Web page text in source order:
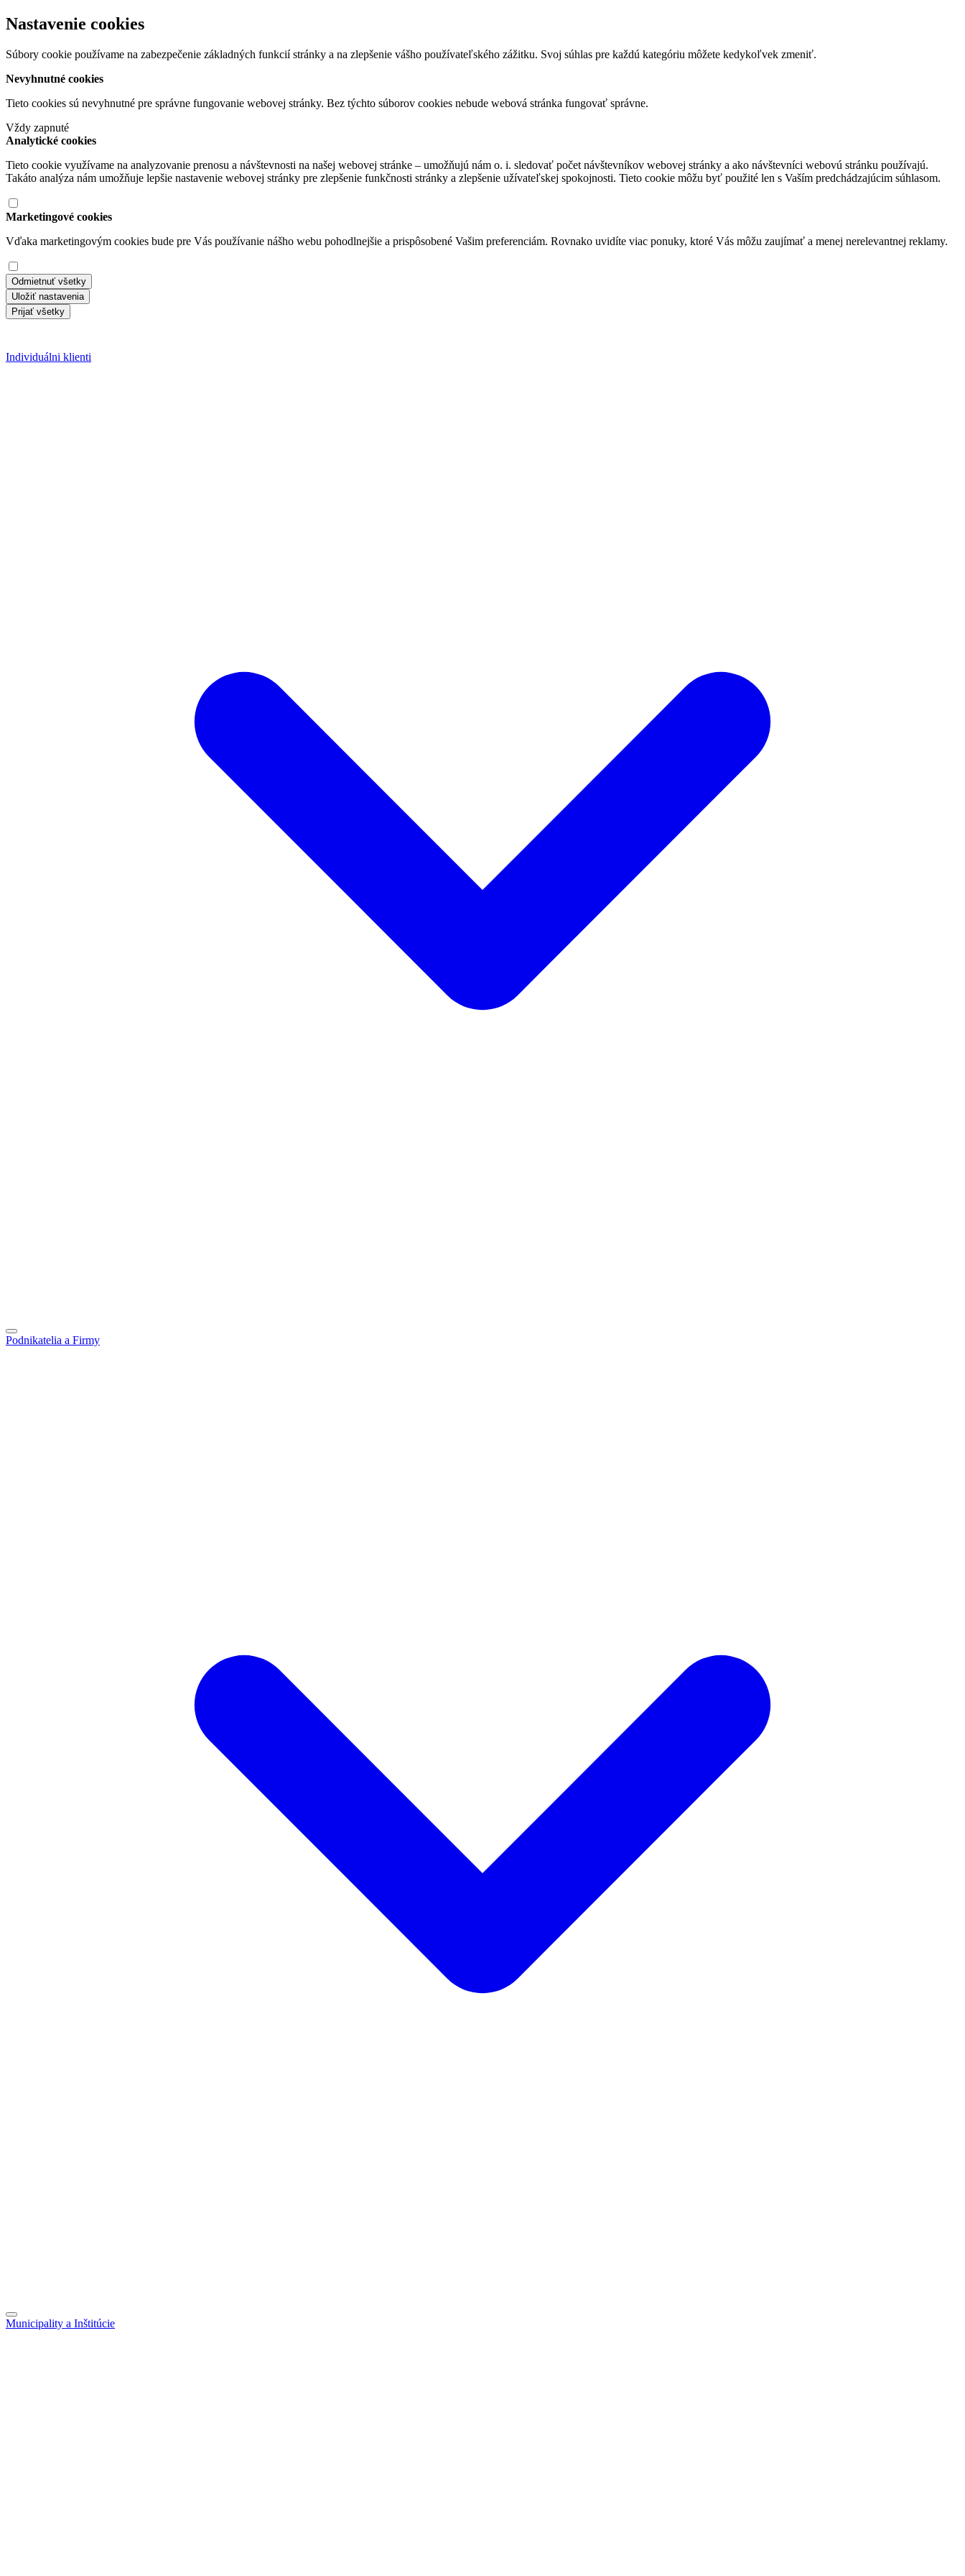
Nastavenie cookies
Súbory cookie používame na zabezpečenie základných funkcií stránky a na zlepšenie vášho používateľského zážitku. Svoj súhlas pre každú kategóriu môžete kedykoľvek zmeniť.
Nevyhnutné cookies
Tieto cookies sú nevyhnutné pre správne fungovanie webovej stránky. Bez týchto súborov cookies nebude webová stránka fungovať správne.
Vždy zapnuté
Analytické cookies
Tieto cookie využívame na analyzovanie prenosu a návštevnosti na našej webovej stránke – umožňujú nám o. i. sledovať počet návštevníkov webovej stránky a ako návštevníci webovú stránku používajú.
Takáto analýza nám umožňuje lepšie nastavenie webovej stránky pre zlepšenie funkčnosti stránky a zlepšenie užívateľskej spokojnosti. Tieto cookie môžu byť použité len s Vaším predchádzajúcim súhlasom.
Marketingové cookies
Vďaka marketingovým cookies bude pre Vás používanie nášho webu pohodlnejšie a prispôsobené Vašim preferenciám. Rovnako uvidíte viac ponuky, ktoré Vás môžu zaujímať a menej nerelevantnej reklamy.
Odmietnuť všetky
Uložiť nastavenia
Prijať všetky
Individuálni klienti
Podnikatelia a Firmy
Municipality a Inštitúcie